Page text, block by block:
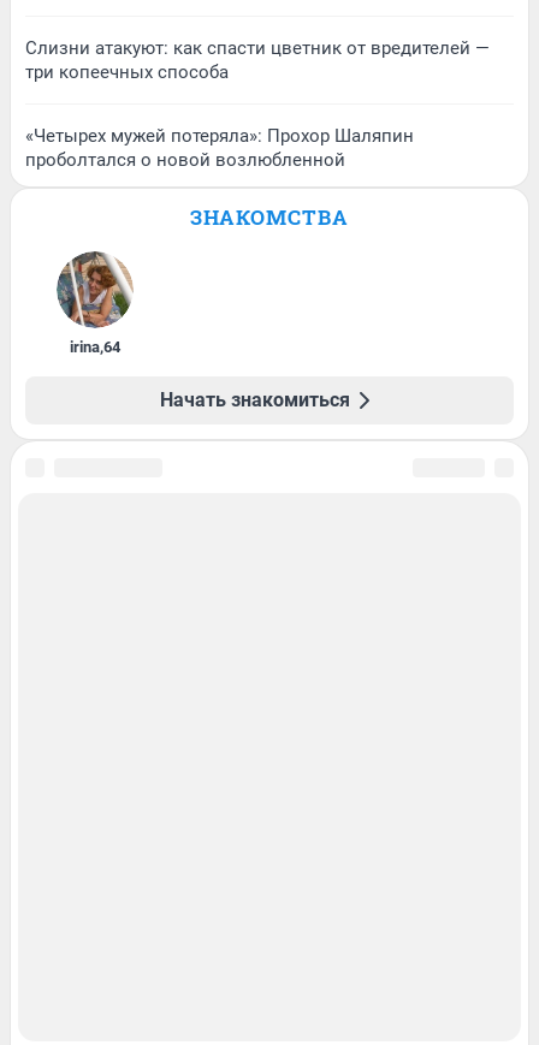
Слизни атакуют: как спасти цветник от вредителей —
три копеечных способа
«Четырех мужей потеряла»: Прохор Шаляпин
проболтался о новой возлюбленной
ЗНАКОМСТВА
irina,64
Начать знакомиться